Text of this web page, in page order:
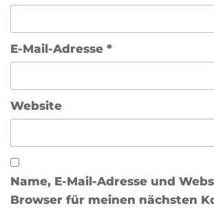
E-Mail-Adresse *
Website
Name, E-Mail-Adresse und
Browser für meinen nächsten